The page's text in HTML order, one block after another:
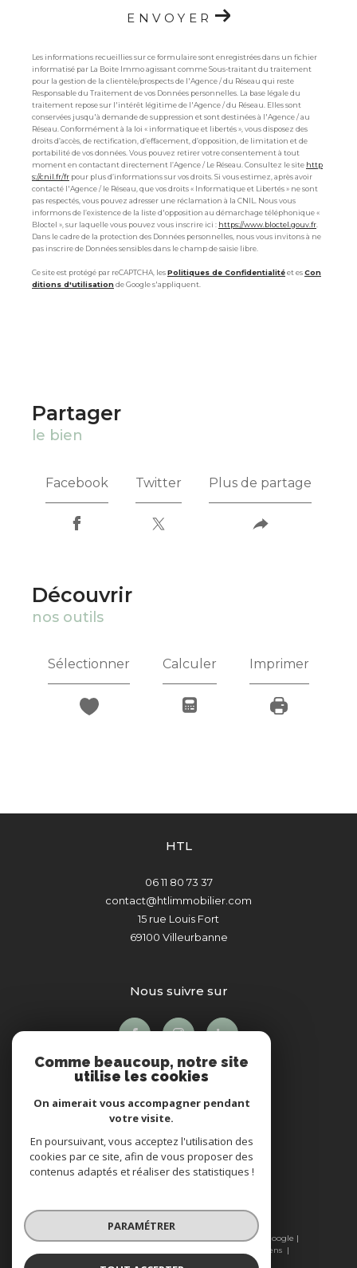
ENVOYER
Les informations recueillies sur ce formulaire sont enregistrées dans un fichier
informatisé par La Boite Immo agissant comme Sous-traitant du traitement
pour la gestion de la clientèle/prospects de l'Agence / du Réseau qui reste
Responsable du Traitement de vos Données personnelles. La base légale du
traitement repose sur l'intérêt légitime de l'Agence / du Réseau. Elles sont
conservées jusqu'à demande de suppression et sont destinées à l'Agence / au
Réseau. Conformément à la loi « informatique et libertés », vous disposez des
droits d’accès, de rectification, d’effacement, d’opposition, de limitation et de
portabilité de vos données. Vous pouvez retirer votre consentement à tout
moment en contactant directement l’Agence / Le Réseau. Consultez le site http
s://cnil.fr/fr pour plus d’informations sur vos droits. Si vous estimez, après avoir
contacté l'Agence / le Réseau, que vos droits « Informatique et Libertés » ne sont
pas respectés, vous pouvez adresser une réclamation à la CNIL. Nous vous
informons de l’existence de la liste d'opposition au démarchage téléphonique «
Bloctel », sur laquelle vous pouvez vous inscrire ici : https://www.bloctel.gouv.fr.
Dans le cadre de la protection des Données personnelles, nous vous invitons à ne
pas inscrire de Données sensibles dans le champ de saisie libre.
Ce site est protégé par reCAPTCHA, lesPolitiques de Confidentialitéet esCon
ditions d'utilisationde Google s'appliquent.
partager
le bien
Facebook Twitter Plus de partage
découvrir
nos outils
Sélectionner Calculer Imprimer
HTL
06 11 80 73 37
contact@htlimmobilier.com
15 rue Louis Fort
69100
Villeurbanne
nous suivre sur
Adhérents
© 2026 | Tous droits réservés | Traduction powered by Google |
Nos liens
Comme beaucoup, notre site
utilise les cookies
On aimerait vous accompagner pendant
votre visite.
En poursuivant, vous acceptez l'utilisation des
cookies par ce site, afin de vous proposer des
contenus adaptés et réaliser des statistiques !
PARAMÉTRER